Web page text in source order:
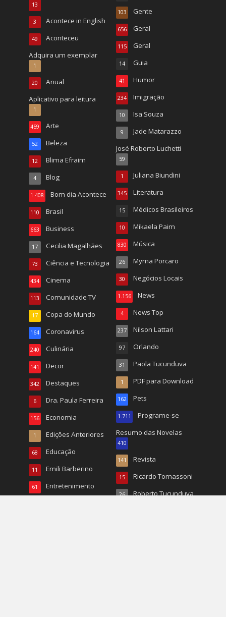
13
Acontece in English
3
Aconteceu
49
Adquira um exemplar
1
Anual
20
Aplicativo para leitura
1
Arte
459
Beleza
52
Blima Efraim
12
Blog
4
Bom dia Acontece
1.408
Brasil
110
Business
663
Cecilia Magalhães
17
Ciência e Tecnologia
73
Cinema
434
Comunidade TV
113
Copa do Mundo
17
Coronavirus
164
Culinária
240
Decor
141
Destaques
342
Dra. Paula Ferreira
6
Economia
156
Edições Anteriores
1
Educação
68
Emili Barberino
11
Entretenimento
61
Gente
103
Geral
656
Geral
115
Guia
14
Humor
41
Imigração
234
Isa Souza
10
Jade Matarazzo
9
José Roberto Luchetti
59
Juliana Biundini
1
Literatura
345
Médicos Brasileiros
15
Mikaela Paim
10
Música
830
Myrna Porcaro
26
Negócios Locais
30
News
1.156
News Top
4
Nilson Lattari
237
Orlando
97
Paola Tucunduva
31
PDF para Download
1
Pets
162
Programe-se
1.711
Resumo das Novelas
410
Revista
141
Ricardo Tomassoni
15
Roberto Tucunduva
26